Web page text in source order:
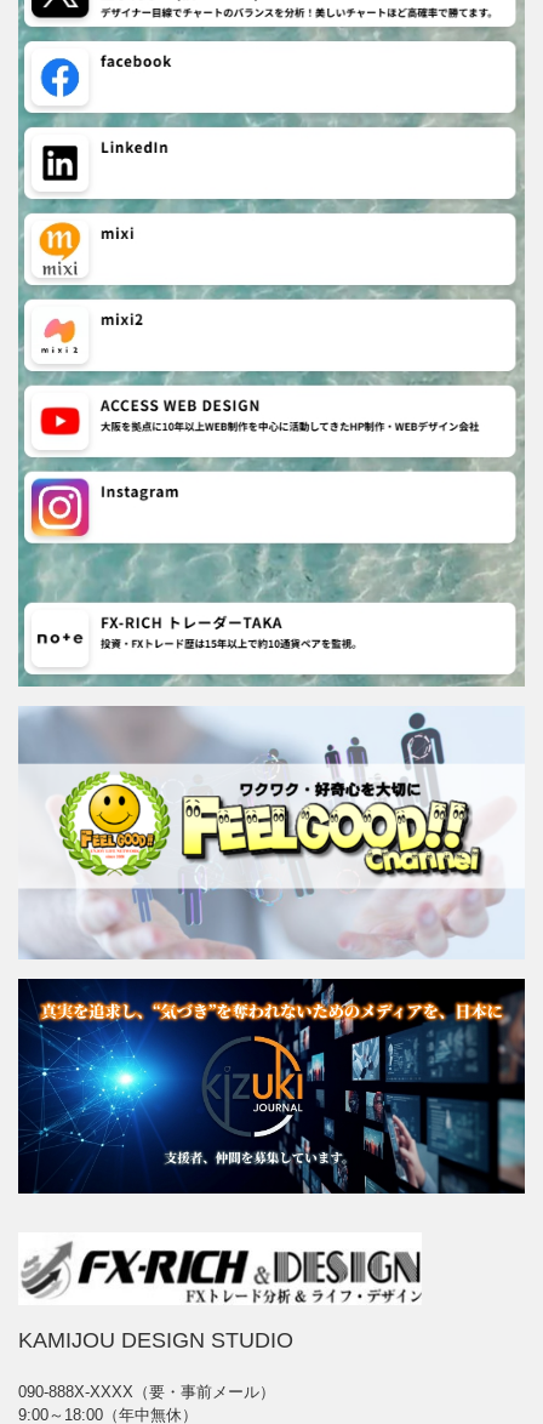
KAMIJOU DESIGN STUDIO
090-888X-XXXX（要・事前メール）
9:00～18:00（年中無休）